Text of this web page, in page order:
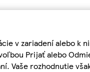
v zariadení alebo
Prijať alebo
Vaše rozhodnutie